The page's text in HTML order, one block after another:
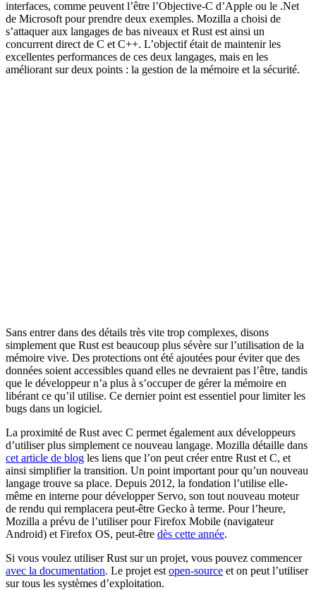
interfaces, comme peuvent l’être l’Objective-C d’Apple ou le .Net
de Microsoft pour prendre deux exemples. Mozilla a choisi de
s’attaquer aux langages de bas niveaux et Rust est ainsi un
concurrent direct de C et C++. L’objectif était de maintenir les
excellentes performances de ces deux langages, mais en les
améliorant sur deux points : la gestion de la mémoire et la sécurité.
Sans entrer dans des détails très vite trop complexes, disons
simplement que Rust est beaucoup plus sévère sur l’utilisation de la
mémoire vive. Des protections ont été ajoutées pour éviter que des
données soient accessibles quand elles ne devraient pas l’être, tandis
que le développeur n’a plus à s’occuper de gérer la mémoire en
libérant ce qu’il utilise. Ce dernier point est essentiel pour limiter les
bugs dans un logiciel.
La proximité de Rust avec C permet également aux développeurs
d’utiliser plus simplement ce nouveau langage. Mozilla détaille dans
cet article de blog les liens que l’on peut créer entre Rust et C, et
ainsi simplifier la transition. Un point important pour qu’un nouveau
langage trouve sa place. Depuis 2012, la fondation l’utilise elle-
même en interne pour développer Servo, son tout nouveau moteur
de rendu qui remplacera peut-être Gecko à terme. Pour l’heure,
Mozilla a prévu de l’utiliser pour Firefox Mobile (navigateur
Android) et Firefox OS, peut-être dès cette année.
Si vous voulez utiliser Rust sur un projet, vous pouvez commencer
avec la documentation. Le projet est open-source et on peut l’utiliser
sur tous les systèmes d’exploitation.